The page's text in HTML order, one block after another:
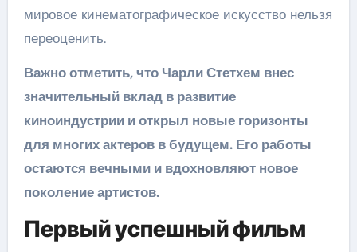
мировое кинематографическое искусство нельзя
переоценить.
Важно отметить, что Чарли Стетхем внес
значительный вклад в развитие
киноиндустрии и открыл новые горизонты
для многих актеров в будущем. Его работы
остаются вечными и вдохновляют новое
поколение артистов.
Первый успешный фильм